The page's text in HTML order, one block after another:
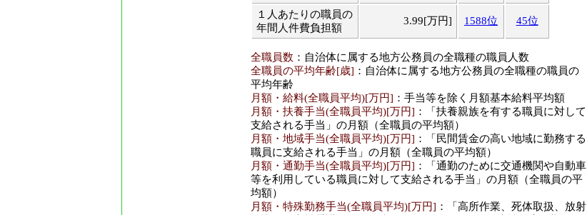
１人あたりの職員の
年間人件費負担額
3.99[万円] 1588位 45位
全職員数 ：自治体に属する地方公務員の全職種の職員人数
全職員の平均年齢[歳] ：自治体に属する地方公務員の全職種の職員の
平均年齢
月額・給料(全職員平均)[万円] ：手当等を除く月額基本給料平均額
月額・扶養手当(全職員平均)[万円] ：「扶養親族を有する職員に対して
支給される手当」の月額（全職員の平均額）
月額・地域手当(全職員平均)[万円] ：「民間賃金の高い地域に勤務する
職員に支給される手当」の月額（全職員の平均額）
月額・通勤手当(全職員平均)[万円] ：「通勤のために交通機関や自動車
等を利用している職員に対して支給される手当」の月額（全職員の平
均額）
月額・特殊勤務手当(全職員平均)[万円] ：「高所作業、死体取扱、放射